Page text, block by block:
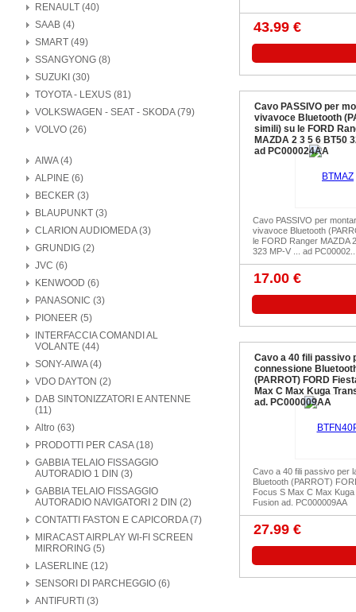
RENAULT (40)
SAAB (4)
SMART (49)
SSANGYONG (8)
SUZUKI (30)
TOYOTA - LEXUS (81)
VOLKSWAGEN - SEAT - SKODA (79)
VOLVO (26)
AIWA (4)
ALPINE (6)
BECKER (3)
BLAUPUNKT (3)
CLARION AUDIOMEDA (3)
GRUNDIG (2)
JVC (6)
KENWOOD (6)
PANASONIC (3)
PIONEER (5)
INTERFACCIA COMANDI AL
VOLANTE (44)
SONY-AIWA (4)
VDO DAYTON (2)
DAB SINTONIZZATORI E ANTENNE
(11)
Altro (63)
PRODOTTI PER CASA (18)
GABBIA TELAIO FISSAGGIO
AUTORADIO 1 DIN (3)
GABBIA TELAIO FISSAGGIO
AUTORADIO NAVIGATORI 2 DIN (2)
CONTATTI FASTON E CAPICORDA (7)
MIRACAST AIRPLAY WI-FI SCREEN
MIRRORING (5)
LASERLINE (12)
SENSORI DI PARCHEGGIO (6)
ANTIFURTI (3)
43.99 €
Cavo PASSIVO per
vivavoce Bluetooth
simili) su le FORD
MAZDA 2 3 5 6 BT50
ad PC000024AA
Cavo PASSIVO per
vivavoce Bluetooth
le FORD Ranger MAZDA
323 MP-V ... ad
17.00 €
Cavo a 40 fili passivo
connessione
(PARROT) FORD
Max C Max Kuga
ad. PC000009AA
Cavo a 40 fili passivo per
Bluetooth (PARROT)
Focus S Max C Max
Fusion ad. PC000009AA
27.99 €